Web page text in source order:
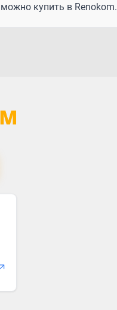
купить в Renokom.